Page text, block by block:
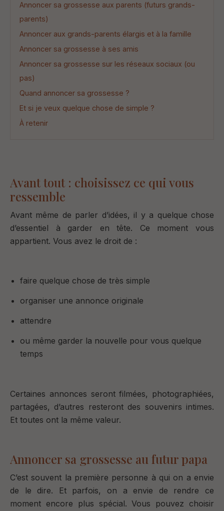
Annoncer sa grossesse aux parents (futurs grands-
parents)
Annoncer aux grands-parents élargis et à la famille
Annoncer sa grossesse à ses amis
Annoncer sa grossesse sur les réseaux sociaux (ou
pas)
Quand annoncer sa grossesse ?
Et si je veux quelque chose de simple ?
À retenir
Avant tout : choisissez ce qui vous
ressemble
Avant même de parler d’idées, il y a quelque chose
d’essentiel à garder en tête. Ce moment vous
appartient. Vous avez le droit de :
faire quelque chose de très simple
organiser une annonce originale
attendre
ou même garder la nouvelle pour vous quelque
temps
Certaines annonces seront filmées, photographiées,
partagées, d’autres resteront des souvenirs intimes.
Et toutes ont la même valeur.
Annoncer sa grossesse au futur papa
C’est souvent la première personne à qui on a envie
de le dire.
Et parfois, on a envie de rendre ce
moment encore plus spécial.Vous pouvez choisir